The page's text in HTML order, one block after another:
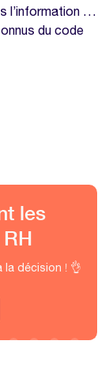
l’information …
du code
les
la décision ! 👌